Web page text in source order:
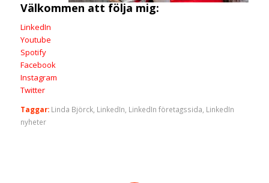
Välkommen att följa mig:
LinkedIn
Youtube
Spotify
Facebook
Instagram
Twitter
Taggar: Linda Björck, LinkedIn LinkedIn företagssida LinkedIn
nyheter